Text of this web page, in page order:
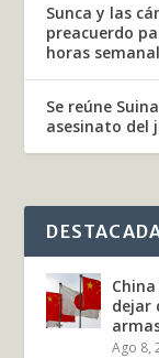
Sunca y las
preacuerdo
horas
Se reúne
asesinato del
dejar
Ago 8,